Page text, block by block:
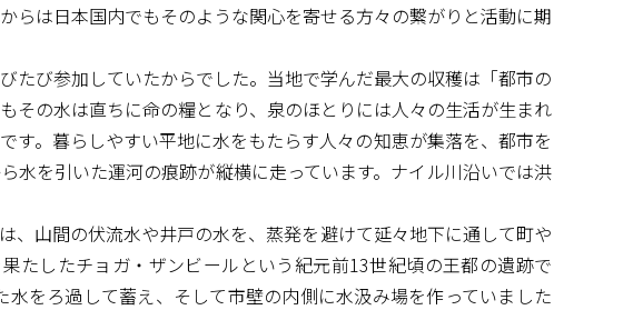
らは日本国内でもそのような関心を寄せる方々の繋がりと活動に期
たび参加していたからでした。当地で学んだ最大の収穫は「都市の
その水は直ちに命の糧となり、泉のほとりには人々の生活が生まれ
。暮らしやすい平地に水をもたらす人々の知恵が集落を、都市を
水を引いた運河の痕跡が縦横に走っています。ナイル川沿いでは洪
山間の伏流水や井戸の水を、蒸発を避けて延々地下に通して町や
たしたチョガ・ザンビールという紀元前13世紀頃の王都の遺跡で
をろ過して蓄え、そして市壁の内側に水汲み場を作っていました